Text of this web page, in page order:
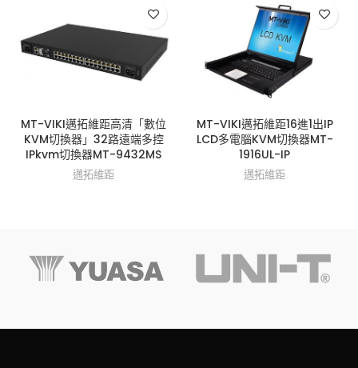
MT-VIKI邁拓維距高清「數位
KVM切換器」32路遠端多控
IPkvm切換器MT-9432MS
邁拓維距
MT-VIKI邁拓維距16進1出IP
LCD多電腦KVM切換器MT-
1916UL-IP
邁拓維距